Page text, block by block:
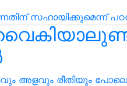
അളവും രീതിയും